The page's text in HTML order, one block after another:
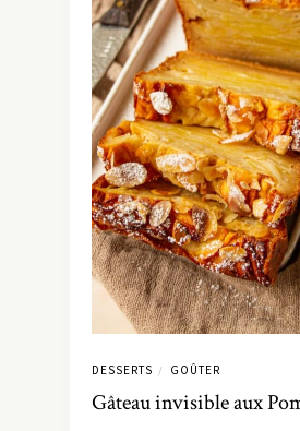
DESSERTS / GOÛTER
Gâteau invisible aux